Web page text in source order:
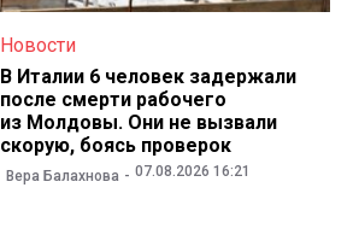
Новости
В Италии 6 человек задержали
после смерти рабочего
из Молдовы. Они не вызвали
скорую, боясь проверок
Вера Балахнова 07.08.2026 16:21